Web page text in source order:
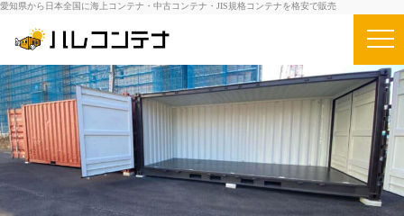
愛知県から日本全国に海上コンテナ・中古コンテナ・JIS規格コンテナを格安で販売